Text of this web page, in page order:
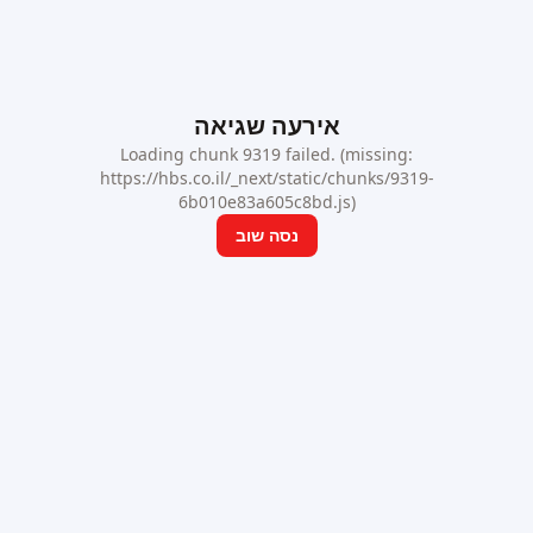
אירעה שגיאה
Loading chunk 9319 failed. (missing:
https://hbs.co.il/_next/static/chunks/9319-
6b010e83a605c8bd.js)